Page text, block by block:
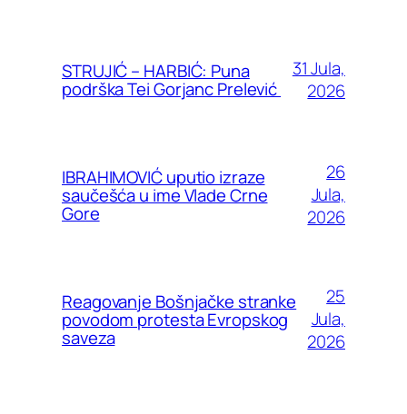
STRUJIĆ – HARBIĆ: Puna
podrška Tei Gorjanc Prelević
31 Jula,
2026
IBRAHIMOVIĆ uputio izraze
saučešća u ime Vlade Crne
Gore
26
Jula,
2026
Reagovanje Bošnjačke stranke
povodom protesta Evropskog
saveza
25
Jula,
2026